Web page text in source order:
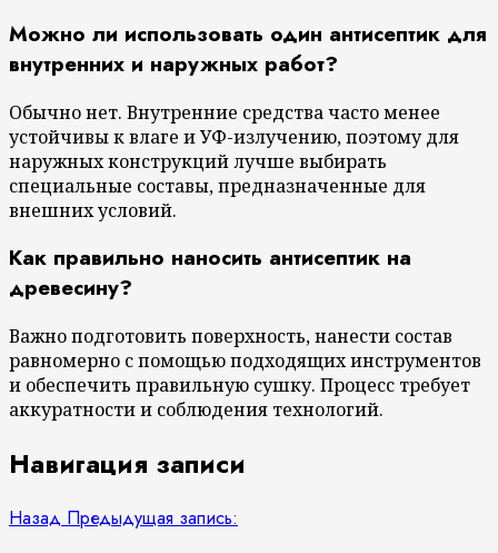
Можно ли использовать один антисептик для
внутренних и наружных работ?
Обычно нет. Внутренние средства часто менее
устойчивы к влаге и УФ-излучению, поэтому для
наружных конструкций лучше выбирать
специальные составы, предназначенные для
внешних условий.
Как правильно наносить антисептик на
древесину?
Важно подготовить поверхность, нанести состав
равномерно с помощью подходящих инструментов
и обеспечить правильную сушку. Процесс требует
аккуратности и соблюдения технологий.
Навигация записи
Назад Предыдущая запись: